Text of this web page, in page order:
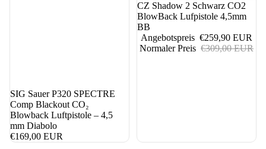
SIG Sauer P320 SPECTRE
Comp Blackout CO₂
Blowback Luftpistole – 4,5
mm Diabolo
€169,00 EUR
16%
CZ Shadow 2 Schwarz CO2
BlowBack Lufpistole 4,5mm
BB
Angebotspreis €259,90 EUR
Normaler Preis €309,00 EUR